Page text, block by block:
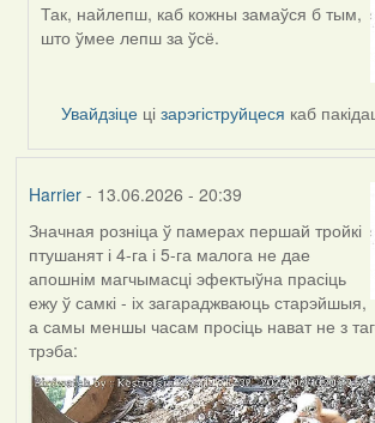
In
reply
Alla
V
Так, найлепш, каб кожны замаўся б тым,
што ўмее лепш за ўсё.
Увайдзіце цізарэгіструйцеся каб
Harrier- 13.06.2026 - 20:39
Значная розніца ў памерах першай тройкі
птушанят і 4-га і 5-га малога не дае
апошнім магчымасці эфектыўна прасіць
ежу ў самкі - іх загараджваюць старэйшыя,
а самы меншы часам просіць нават не з
трэба: